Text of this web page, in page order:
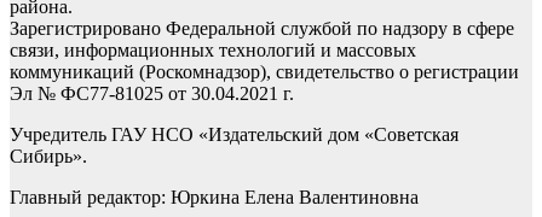
района.
Зарегистрировано Федеральной службой по надзору в сфере
связи, информационных технологий и массовых
коммуникаций (Роскомнадзор), свидетельство о регистрации
Эл № ФС77-81025 от 30.04.2021 г.
Учредитель ГАУ НСО «Издательский дом «Советская
Сибирь».
Главный редактор: Юркина Елена Валентиновна